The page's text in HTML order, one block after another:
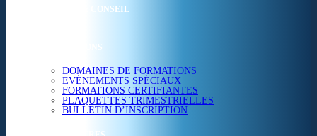
ETUDES & CONSEIL
FORMATIONS
DOMAINES DE FORMATIONS
EVÉNEMENTS SPÉCIAUX
FORMATIONS CERTIFIANTES
PLAQUETTES TRIMESTRIELLES
BULLETIN D’INSCRIPTION